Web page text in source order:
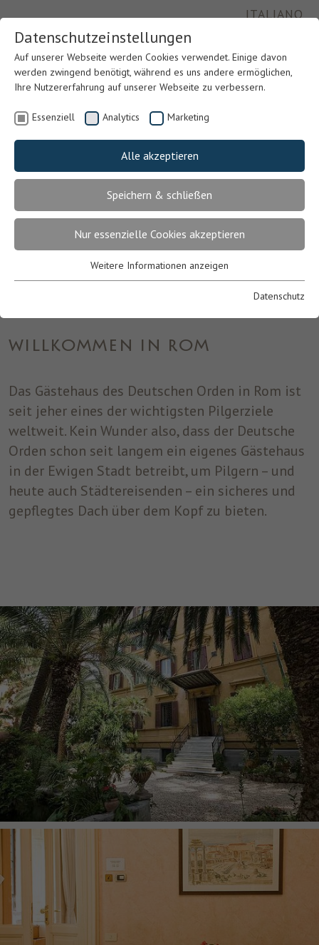
ITALIANO
Previous
WILLKOMMEN IN ROM
Das Gästehaus des Deutschen Orden in Rom ist
seit jeher eines der wichtigsten Pilgerziele
weltweit. Kein Wunder also, dass der Deutsche
Orden schon seit langem ein eigenes Gästehaus
in der Ewigen Stadt betreibt, um Pilgern – und
heute auch Städtereisenden – ein sicheres und
gepflegtes Dach über dem Kopf zu bieten.
Datenschutzeinstellungen
Auf unserer Webseite werden Cookies verwendet. Einige davon
werden zwingend benötigt, während es uns andere ermöglichen,
Ihre Nutzererfahrung auf unserer Webseite zu verbessern.
Essenziell Analytics Marketing
Alle akzeptieren
Speichern & schließen
Nur essenzielle Cookies akzeptieren
Essenzielle Cookies werden für grundlegende Funktionen der
einwandfrei funktioniert.
Name cookie_optin
Laufzeit 1 Jahr
Zweck
Dieses Cookie wird verwendet, um Ihre
Cookie-Einstellungen für diese Website zu
speichern.
Cookie-Informationen anzeigen
Analytics
Analytische Cookies helfen uns, unsere Website zu verbessern,
indem sie Informationen über ihre Nutzung sammeln und
melden.
Marketing
ein Profil seiner Gewohnheiten zu erstellen.
Laufzeit 3 Monate
Zweck
Dieses Cookie wird von Facebook gesetzt,
um nach dem Besuch der Website entweder
auf Facebook oder auf einer digitalen
Plattform, die von Facebook-Werbung
unterstützt wird, Werbung anzuzeigen.
Name fr
Anbieter Facebook
Laufzeit 3 Monate
Facebook setzt dieses Cookie, um den
Nutzern relevante Werbung zu zeigen,
indem es das Nutzerverhalten im gesamten
Web auf Websites verfolgt, die über das
Weitere Informationen anzeigen
Datenschutz